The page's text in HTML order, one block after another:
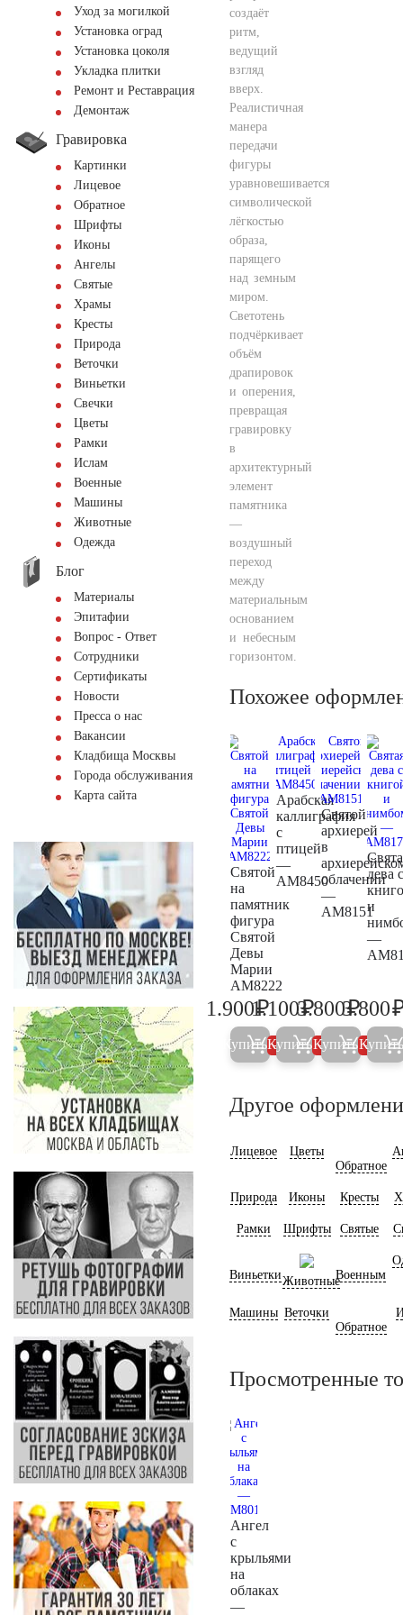
Уход за могилкой
Установка оград
Установка цоколя
Укладка плитки
Ремонт и Реставрация
Демонтаж
Гравировка
Картинки
Лицевое
Обратное
Шрифты
Иконы
Ангелы
Святые
Храмы
Кресты
Природа
Веточки
Виньетки
Свечки
Цветы
Рамки
Ислам
Военные
Машины
Животные
Одежда
Блог
Материалы
Эпитафии
Вопрос - Ответ
Сотрудники
Сертификаты
Новости
Пресса о нас
Вакансии
Кладбища Москвы
Города обслуживания
Карта сайта
создаёт
ритм,
ведущий
взгляд
вверх.
Реалистичная
манера
передачи
фигуры
уравновешивается
символической
лёгкостью
образа,
парящего
над земным
миром.
Светотень
подчёркивает
объём
драпировок
и оперения,
превращая
гравировку
в
архитектурный
элемент
памятника
—
воздушный
переход
между
материальным
основанием
и небесным
горизонтом.
Похожее
Святой
на
памятник
фигура
Святой
Девы
Марии
AM8222
2.000
1.900₽
Купить 5%
Арабская
каллиграфия
с
птицей
—
AM8450
1.200
1.100₽
Купить 5%
Святой
архиерей
в
облачении
—
AM8151
4.000
3.800₽
Купить 5%
дева с
и
—
3.800
Купить
Другое
Лицевое
Цветы
Обратное
Природа Иконы Кресты
Рамки Шрифты Святые
ВиньеткиЖивотныеВоенным
Машины Веточки
Обратное
Просмотренные
Ангел
с
крыльями
на
облаках
—